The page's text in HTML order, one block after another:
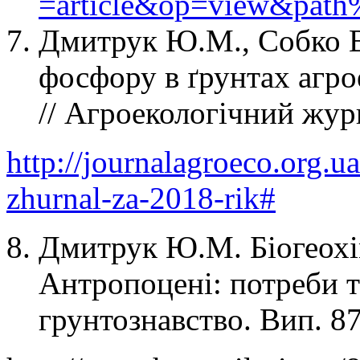
Дмитрук Ю.М., Собко
фосфору в ґрунтах
// Агроекологічний
http://
zhurnal-za-2018-rik#
Дмитрук Ю.М.
Антропоцені: потреби
грунтознавство. Вип.